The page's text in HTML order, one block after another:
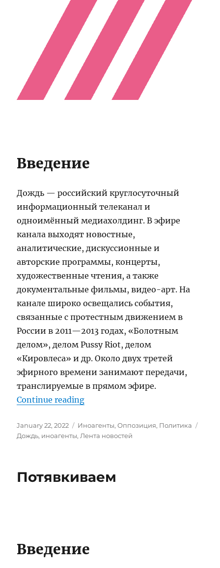
Введение
Дождь — российский круглосуточный
информационный телеканал и
одноимённый медиахолдинг. В эфире
канала выходят новостные,
аналитические, дискуссионные и
авторские программы, концерты,
художественные чтения, а также
документальные фильмы, видео-арт. На
канале широко освещались события,
связанные с протестным движением в
России в 2011—2013 годах, «Болотным
делом», делом Pussy Riot, делом
«Кировлеса» и др. Около двух третей
эфирного времени занимают передачи,
транслируемые в прямом эфире.
Continue reading“Телеканал “Дождь””
Posted
on
January 22, 2022 Categories
Иноагенты,Оппозиция, Политика
Дождь, иноагенты, Лента новостей
Потявкиваем
Введение